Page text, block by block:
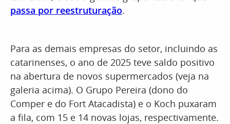
passa por reestruturação.
Para as demais empresas do setor, incluindo as
catarinenses, o ano de 2025 teve saldo positivo
na abertura de novos supermercados (veja na
galeria acima). O Grupo Pereira (dono do
Comper e do Fort Atacadista) e o Koch puxaram
a fila, com 15 e 14 novas lojas, respectivamente.